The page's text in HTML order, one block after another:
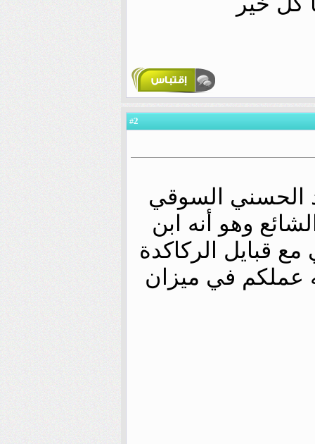
2
الحسني السوقي
وهو أنه ابن
قبايل الركاكدة
عملكم في ميزان